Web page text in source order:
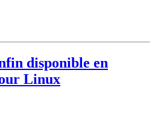
disponible en
Linux